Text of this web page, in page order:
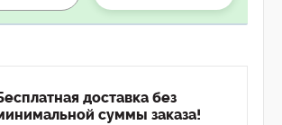
доставка без
суммы заказа!